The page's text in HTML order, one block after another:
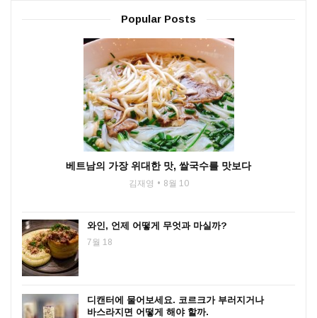
Popular Posts
베트남의 가장 위대한 맛, 쌀국수를 맛보다
김재영 8월 10
와인, 언제 어떻게 무엇과 마실까?
7월 18
디캔터에 물어보세요. 코르크가 부러지거나
바스라지면 어떻게 해야 할까.